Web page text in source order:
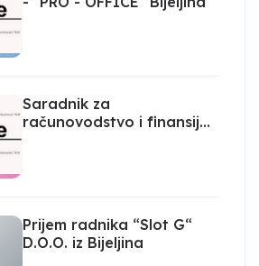
Saradnik za
računovodstvo i finansije
Prijem radnika “Slot G“
D.O.O. iz Bijeljina